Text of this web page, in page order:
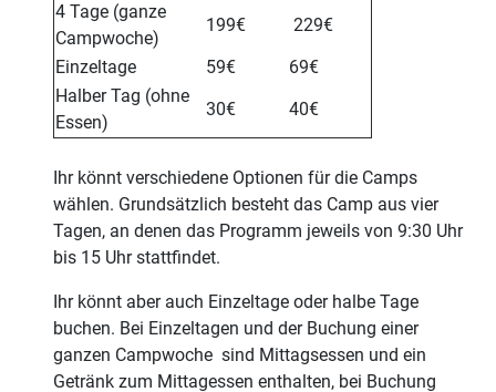
4 Tage (ganze
Campwoche)
199€
229€
Einzeltage
59€
69€
Halber Tag (ohne
Essen)
30€ 40€
Ihr könnt verschiedene Optionen für die Camps
wählen. Grundsätzlich besteht das Camp aus vier
Tagen, an denen das Programm jeweils von 9:30 Uhr
bis 15 Uhr stattfindet.
Ihr könnt aber auch Einzeltage oder halbe Tage
buchen. Bei Einzeltagen und der Buchung einer
ganzen Campwoche sind Mittagsessen und ein
Getränk zum Mittagessen enthalten, bei Buchung